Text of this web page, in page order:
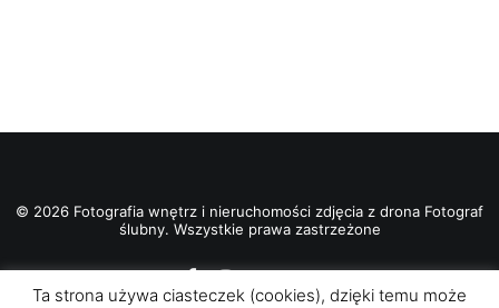
© 2026 Fotografia wnętrz i nieruchomości zdjęcia z drona Fotograf
ślubny. Wszystkie prawa zastrzeżone
Ta strona używa ciasteczek (cookies), dzięki temu może